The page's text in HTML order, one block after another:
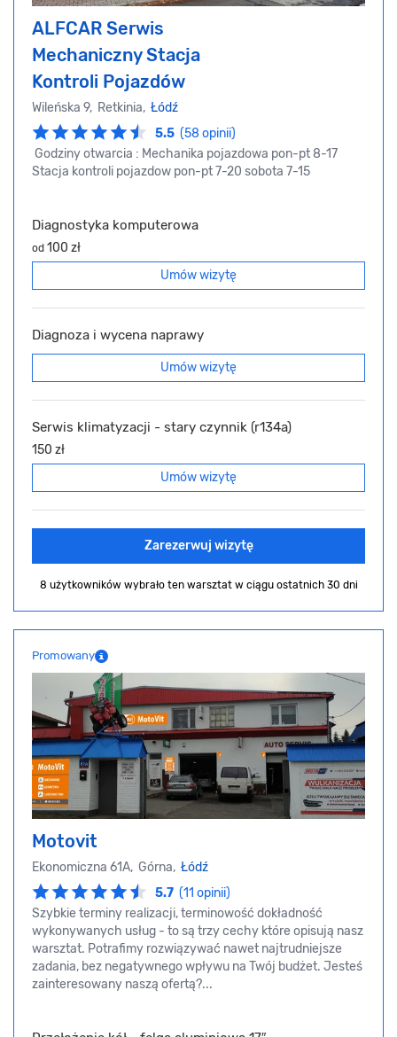
ALFCAR Serwis
Mechaniczny Stacja
Kontroli Pojazdów
Wileńska 9, Retkinia, Łódź
5.5 (58 opinii)
Godziny otwarcia : Mechanika pojazdowa pon-pt 8-17
Stacja kontroli pojazdow pon-pt 7-20 sobota 7-15
Diagnostyka komputerowa
od 100 zł
Umów wizytę
Diagnoza i wycena naprawy
Umów wizytę
Serwis klimatyzacji - stary czynnik (r134a)
150 zł
Umów wizytę
Zarezerwuj wizytę
8 użytkowników wybrało ten warsztat w ciągu ostatnich 30 dni
Promowany
Motovit
Ekonomiczna 61A, Górna, Łódź
5.7 (11 opinii)
Szybkie terminy realizacji, terminowość dokładność
wykonywanych usług - to są trzy cechy które opisują nasz
warsztat. Potrafimy rozwiązywać nawet najtrudniejsze
zadania, bez negatywnego wpływu na Twój budżet. Jesteś
zainteresowany naszą ofertą?...